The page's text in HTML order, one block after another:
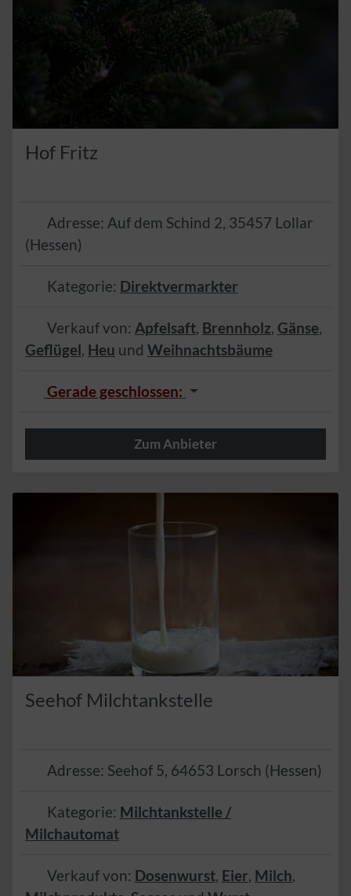
Hof Fritz
Adresse: Auf dem Schind 2, 35457 Lollar
(Hessen)
Kategorie: Direktvermarkter
Verkauf von: Apfelsaft, Brennholz, Gänse,
Geflügel, Heu und Weihnachtsbäume
Gerade geschlossen:
Zum Anbieter
Seehof Milchtankstelle
Adresse: Seehof 5, 64653 Lorsch (Hessen)
Kategorie: Milchtankstelle /
Milchautomat
Verkauf von: Dosenwurst, Eier, Milch,